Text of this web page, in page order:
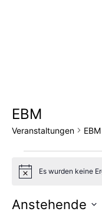
EBM
Veranstaltungen EBM
HinweisEs wurden keine
Anstehende